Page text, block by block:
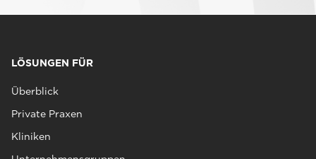
LÖSUNGEN FÜR
Überblick
Private Praxen
Kliniken